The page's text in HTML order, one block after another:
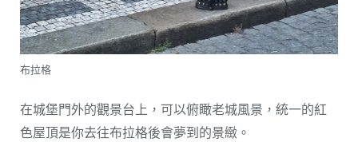
布拉格
在城堡門外的觀景台上，可以俯瞰老城風景，統一的紅
色屋頂是你去往布拉格後會夢到的景緻。